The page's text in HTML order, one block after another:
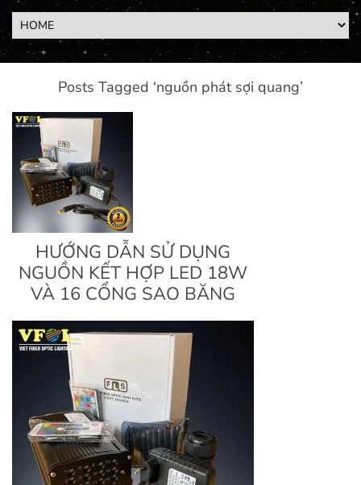
Posts Tagged ‘nguồn phát sợi quang’
HƯỚNG DẪN SỬ DỤNG
NGUỒN KẾT HỢP LED 18W
VÀ 16 CỔNG SAO BĂNG